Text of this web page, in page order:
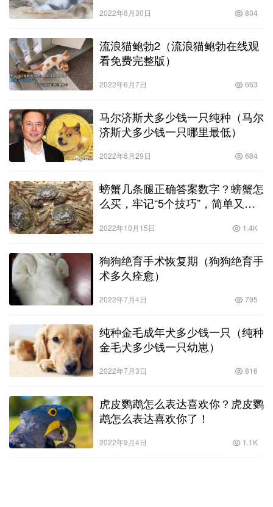
2022年6月30日 804
流浪猫鲍勃2（流浪猫鲍勃在线观
看免费完整版）
2022年6月7日 663
马尔济斯犬多少钱一只纯种（马尔
济斯犬多少钱一只哪里最低）
2022年6月29日 684
螃蟹几条腿正确答案数字？螃蟹怎
么买，牢记“5个技巧”，简单又好
2022年10月15日 1.4K
狗狗绝育手术恢复期（狗狗绝育手
术多久痊愈）
2022年7月4日 795
纯种金毛成年犬多少钱一只（纯种
金毛犬多少钱一只幼崽）
2022年7月3日 816
虎皮鹦鹉怎么表达喜欢你？虎皮鹦
鹉怎么表达喜欢你了！
2022年9月4日 1.1K